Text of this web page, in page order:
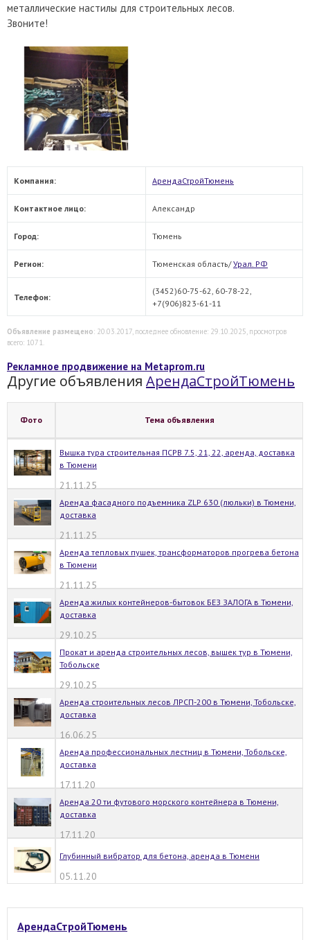
металлические настилы для строительных лесов.
Звоните!
Компания: АрендаСтройТюмень
Контактное лицо: Александр
Город: Тюмень
Регион: Тюменская область/Урал. РФ
Телефон:
(3452)60-75-62, 60-78-22,
+7(906)823-61-11
Объявление размещено: 20.03.2017, последнее обновление: 29.10.2025, просмотров
всего: 1071.
Рекламное продвижение на Metaprom.ru
Другие объявления АрендаСтройТюмень
Фото Тема объявления
Вышка тура строительная ПСРВ 7.5, 21, 22, аренда, доставка
в Тюмени
21.11.25
Аренда фасадного подъемника ZLP 630 (люльки) в Тюмени,
доставка
21.11.25
Аренда тепловых пушек, трансформаторов прогрева бетона
в Тюмени
21.11.25
Аренда жилых контейнеров-бытовок БЕЗ ЗАЛОГА в Тюмени,
доставка
29.10.25
Прокат и аренда строительных лесов, вышек тур в Тюмени,
Тобольске
29.10.25
Аренда строительных лесов ЛРСП-200 в Тюмени, Тобольске,
доставка
16.06.25
Аренда профессиональных лестниц в Тюмени, Тобольске,
доставка
17.11.20
Аренда 20 ти футового морского контейнера в Тюмени,
доставка
17.11.20
Глубинный вибратор для бетона, аренда в Тюмени
05.11.20
АрендаСтройТюмень